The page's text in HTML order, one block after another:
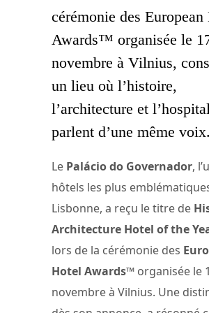
cérémonie des
Awards™ organisée le
novembre à Vilnius,
un lieu où l’histoire,
l’architecture et
parlent d’une même voix.
Le Palácio do Governador,
hôtels les plus
Lisbonne, a reçu le titre de
Architecture Hotel of the
lors de la cérémonie des
Hotel Awards™ organisée le
novembre à Vilnius. Une